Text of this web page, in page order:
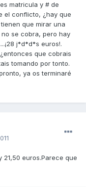
matricula y # de
el conflicto, ¿hay que
que mirar una
no se cobra, pero hay
j*d*d*s euros!.
que cobrais
tomando por tonto.
ya os terminaré
21,50 euros.Parece que